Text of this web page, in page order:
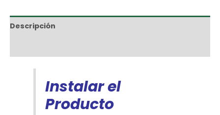
Descripción
Instalar el
Producto